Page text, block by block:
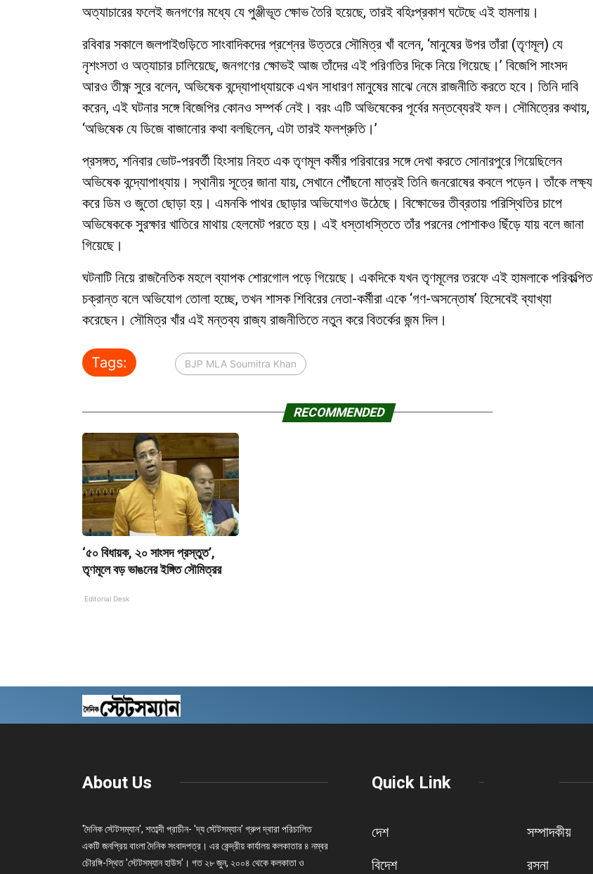
অত্যাচারের ফলেই জনগণের মধ্যে যে পুঞ্জীভূত ক্ষোভ তৈরি হয়েছে, তারই বহিঃপ্রকাশ ঘটেছে এই হামলায়।
রবিবার সকালে জলপাইগুড়িতে সাংবাদিকদের প্রশ্নের উত্তরে সৌমিত্র খাঁ বলেন, ‘মানুষের উপর তাঁরা (তৃণমূল) যে
নৃশংসতা ও অত্যাচার চালিয়েছে, জনগণের ক্ষোভই আজ তাঁদের এই পরিণতির দিকে নিয়ে গিয়েছে।’ বিজেপি সাংসদ
আরও তীক্ষ্ণ সুরে বলেন, অভিষেক বন্দ্যোপাধ্যায়কে এখন সাধারণ মানুষের মাঝে নেমে রাজনীতি করতে হবে। তিনি দাবি
করেন, এই ঘটনার সঙ্গে বিজেপির কোনও সম্পর্ক নেই। বরং এটি অভিষেকের পূর্বের মন্তব্যেরই ফল। সৌমিত্রের কথায়,
‘অভিষেক যে ডিজে বাজানোর কথা বলছিলেন, এটা তারই ফলশ্রুতি।’
প্রসঙ্গত, শনিবার ভোট-পরবর্তী হিংসায় নিহত এক তৃণমূল কর্মীর পরিবারের সঙ্গে দেখা করতে সোনারপুরে গিয়েছিলেন
অভিষেক বন্দ্যোপাধ্যায়। স্থানীয় সূত্রে জানা যায়, সেখানে পৌঁছনো মাত্রই তিনি জনরোষের কবলে পড়েন। তাঁকে লক্ষ্য
করে ডিম ও জুতো ছোড়া হয়। এমনকি পাথর ছোড়ার অভিযোগও উঠেছে। বিক্ষোভের তীব্রতায় পরিস্থিতির চাপে
অভিষেককে সুরক্ষার খাতিরে মাথায় হেলমেট পরতে হয়। এই ধস্তাধস্তিতে তাঁর পরনের পোশাকও ছিঁড়ে যায় বলে জানা
গিয়েছে।
ঘটনাটি নিয়ে রাজনৈতিক মহলে ব্যাপক শোরগোল পড়ে গিয়েছে। একদিকে যখন তৃণমূলের তরফে এই হামলাকে পরিকল্পিত
চক্রান্ত বলে অভিযোগ তোলা হচ্ছে, তখন শাসক শিবিরের নেতা-কর্মীরা একে ‘গণ-অসন্তোষ’ হিসেবেই ব্যাখ্যা
করেছেন। সৌমিত্র খাঁর এই মন্তব্য রাজ্য রাজনীতিতে নতুন করে বিতর্কের জন্ম দিল।
Tags: BJP MLA Soumitra Khan
RECOMMENDED
‘৫০ বিধায়ক, ২০ সাংসদ প্রস্তুত’,
তৃণমূলে বড় ভাঙনের ইঙ্গিত সৌমিত্রর
Editorial Desk
About Us
'দৈনিক স্টেটসম্যান', শতাব্দী প্রাচীন- 'দ্য স্টেটসম্যান' গ্রুপ দ্বারা পরিচালিত
একটি জনপ্রিয় বাংলা দৈনিক সংবাদপত্র। এর কেন্দ্রীয় কার্যালয় কলকাতার ৪ নম্বর
চৌরঙ্গি-স্থিত 'স্টেটসম্যান হাউস'। গত ২৮ জুন, ২০০৪ থেকে কলকাতা ও
Quick Link
দেশ
বিদেশ
সম্পাদকীয়
রসনা